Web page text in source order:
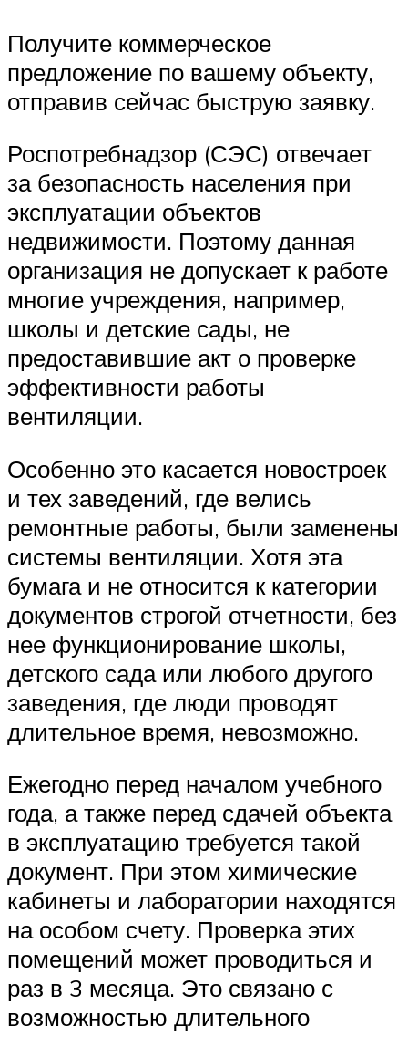
Получите коммерческое
предложение по вашему объекту,
отправив сейчас быструю заявку.
Роспотребнадзор (СЭС) отвечает
за безопасность населения при
эксплуатации объектов
недвижимости. Поэтому данная
организация не допускает к работе
многие учреждения, например,
школы и детские сады, не
предоставившие акт о проверке
эффективности работы
вентиляции.
Особенно это касается новостроек
и тех заведений, где велись
ремонтные работы, были заменены
системы вентиляции. Хотя эта
бумага и не относится к категории
документов строгой отчетности, без
нее функционирование школы,
детского сада или любого другого
заведения, где люди проводят
длительное время, невозможно.
Ежегодно перед началом учебного
года, а также перед сдачей объекта
в эксплуатацию требуется такой
документ. При этом химические
кабинеты и лаборатории находятся
на особом счету. Проверка этих
помещений может проводиться и
раз в 3 месяца. Это связано с
возможностью длительного